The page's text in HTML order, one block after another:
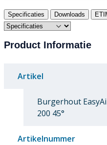
Specificaties Downloads
Product Informatie
Artikel
Burgerhout
200 45°
Artikelnummer